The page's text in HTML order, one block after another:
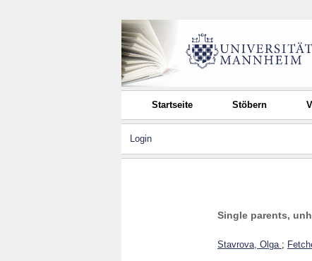
Startseite Stöbern
Login
Single parents,
Stavrova, Olga ;